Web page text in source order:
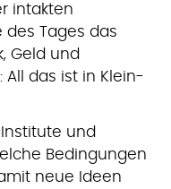
intakten
des Tages das
Geld und
All das ist in Klein-
und
Bedingungen
neue Ideen